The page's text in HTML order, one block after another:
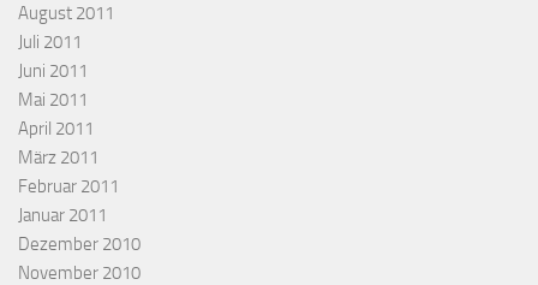
August 2011
Juli 2011
Juni 2011
Mai 2011
April 2011
März 2011
Februar 2011
Januar 2011
Dezember 2010
November 2010